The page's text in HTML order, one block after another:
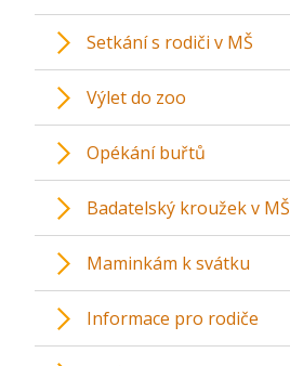
Setkání s rodiči v MŠ
Výlet do zoo
Opékání buřtů
Badatelský kroužek v MŠ
Maminkám k svátku
Informace pro rodiče